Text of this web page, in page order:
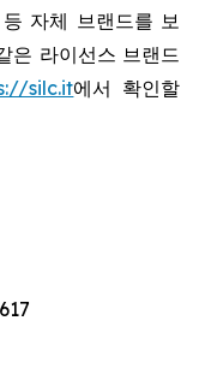
자체 브랜드를 보
은 라이선스 브랜드
silc.it에서 확인할